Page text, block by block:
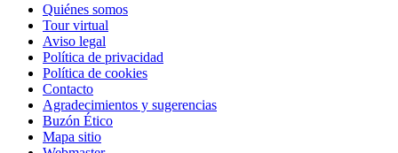
Quiénes somos
Tour virtual
Aviso legal
Política de privacidad
Política de cookies
Contacto
Agradecimientos y sugerencias
Buzón Ético
Mapa sitio